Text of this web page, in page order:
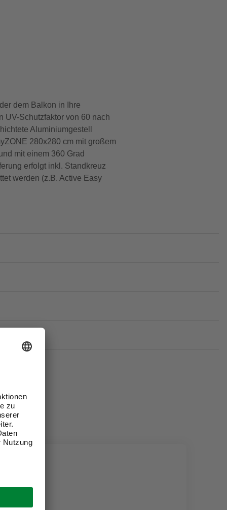
dem Balkon in Ihre
UV-Schutzfaktor von 60 nach
Aluminiumgestell
280x280 cm mit großem
mit einem 360 Grad
erfolgt inkl. Standkreuz
werden (z.B. Active Easy